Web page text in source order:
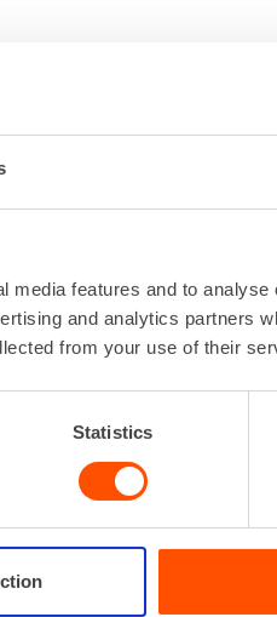
features and to
and analytics partners
from your use of their
Statistics
Lue lisää